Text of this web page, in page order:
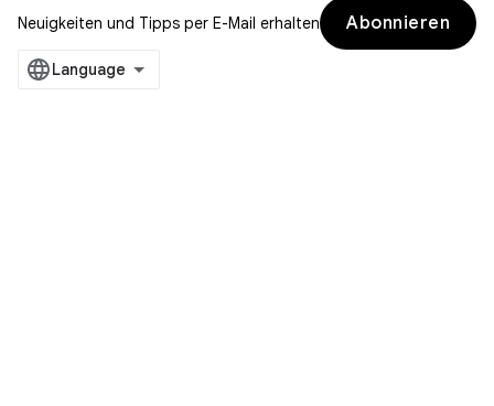
Neuigkeiten und Tipps per E-Mail erhalten
Abonnieren